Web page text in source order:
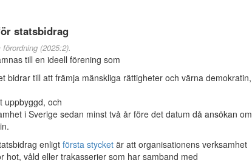
statsbidrag
(2025:2).
till en ideell förening som
bidrar till att främja mänskliga rättigheter och värna demokratin,
uppbyggd, och
i Sverige sedan minst två år före det datum då ansökan om
enligt första stycket är att organisationens verksamhet
hot, våld eller trakasserier som har samband med